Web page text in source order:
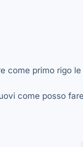
come primo rigo
come posso